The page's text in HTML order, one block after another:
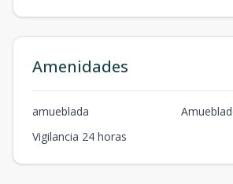
Amenidades
amueblada
Vigilancia 24 horas